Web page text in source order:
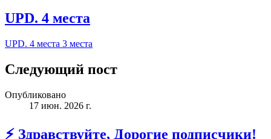
UPD. 4 места
UPD. 4 места 3 места
Следующий пост
Опубликовано
17 июн. 2026 г.
⚡️ Здравствуйте, Дорогие подписчики!